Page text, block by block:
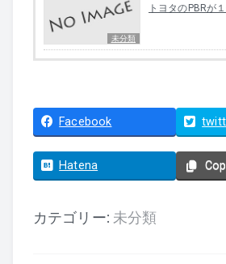
未分類
トヨタのPBRが
Facebook
Hatena
カテゴリー: 未分類